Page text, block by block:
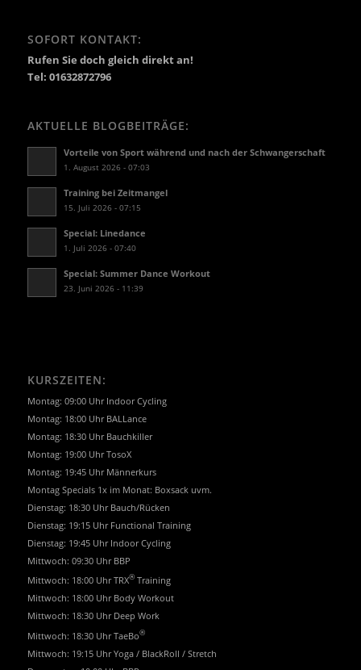
SOFORT KONTAKT:
Rufen Sie doch gleich direkt an!
Tel: 01632872796
AKTUELLE BLOGBEITRÄGE:
Vorteile von Sport während und nach der Schwangerschaft
1. August 2026 - 07:03
Training bei Zeitmangel
15. Juli 2026 - 07:15
Special: Linedance
1. Juli 2026 - 07:40
Special: Summer Dance Workout
23. Juni 2026 - 11:39
KURSZEITEN:
Montag: 09:00 Uhr Indoor Cycling
Montag: 18:00 Uhr BALLance
Montag: 18:30 Uhr Bauchkiller
Montag: 19:00 Uhr TosoX
Montag: 19:45 Uhr Männerkurs
Montag Specials 1x im Monat: Boxsack uvm.
Dienstag: 18:30 Uhr Bauch/Rücken
Dienstag: 19:15 Uhr Functional Training
Dienstag: 19:45 Uhr Indoor Cycling
Mittwoch: 09:30 Uhr BBP
Mittwoch: 18:00 Uhr TRX®Training
Mittwoch: 18:00 Uhr Body Workout
Mittwoch: 18:30 Uhr Deep Work
Mittwoch: 18:30 Uhr TaeBo®
Mittwoch: 19:15 Uhr Yoga / BlackRoll / Stretch